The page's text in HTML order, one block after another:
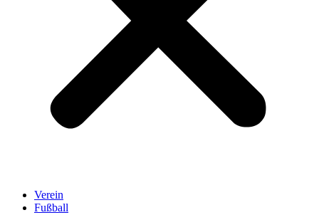
Verein
Fußball